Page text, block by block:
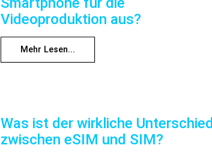
Videoproduktion aus?
Mehr Lesen...
Was ist der wirkliche Unterschied
zwischen eSIM und SIM?